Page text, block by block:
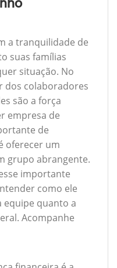
a tranquilidade de
suas famílias
situação. No
dos colaboradores
são a força
empresa de
de
oferecer um
grupo abrangente.
importante
como ele
equipe quanto a
Acompanhe